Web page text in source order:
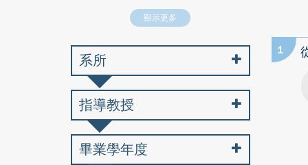
1
顯示更多
系所
指導教授
畢業學年度